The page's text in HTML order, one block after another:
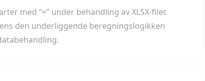
med “=” under behandling av XLSX-filer.
den underliggende beregningslogikken